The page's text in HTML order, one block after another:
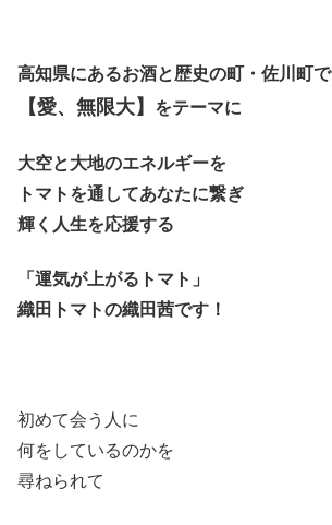
高知県にあるお酒と歴史の町・佐川町で
【愛、無限大】 をテーマに
大空と大地のエネルギーを
トマトを通してあなたに繋ぎ
輝く人生を応援する
「運気が上がるトマト」
織田トマトの織田茜です！
初めて会う人に
何をしているのかを
尋ねられて